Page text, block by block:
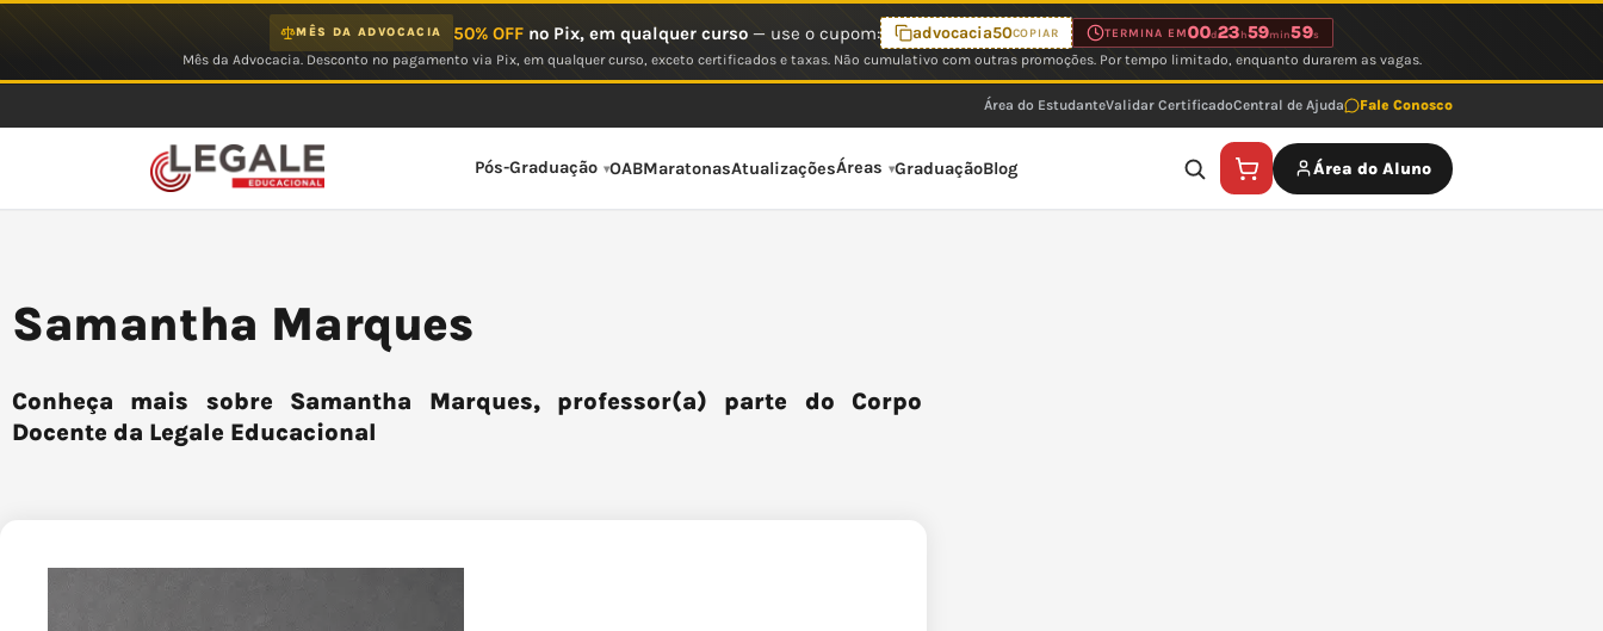
MÊS DA ADVOCACIA 50% OFFno Pix, em qualquer curso— use o cupom: advocacia50COPIAR TERMINA EM00d23 h59min59s
Mês da Advocacia. Desconto no pagamento via Pix, em qualquer curso, exceto certificados e taxas. Não cumulativo com outras promoções. Por tempo limitado, enquanto durarem as vagas.
Área do EstudanteValidar CertificadoCentral de Ajuda Fale Conosco
Pós-Graduação OABMaratonasAtualizaçõesÁreas GraduaçãoBlog Área do Aluno
Samantha Marques
Conheça mais sobre Samantha Marques, professor(a) parte do Corpo
Docente da Legale Educacional